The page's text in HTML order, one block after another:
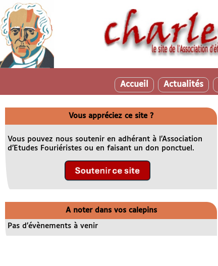
Accueil Actualités
Vous appréciez ce site ?
Vous pouvez nous soutenir en adhérant à l’Association
d’Etudes Fouriéristes ou en faisant un don ponctuel.
A noter dans vos calepins
Pas d’évènements à venir